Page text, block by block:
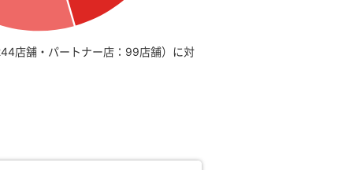
店舗・パートナー店：99店舗）に対